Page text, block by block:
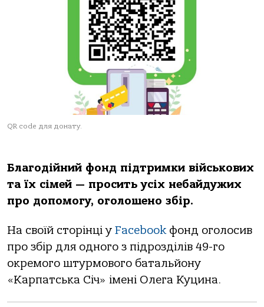
QR code для донату.
Благодійний фонд підтримки військових
та їх сімей — просить усіх небайдужих
про допомогу, оголошено збір.
На своїй сторінці у Facebookфонд оголосив
про збір для одного з підрозділів 49-го
окремого штурмового батальйону
«Карпатська Січ» імені Олега Куцина.